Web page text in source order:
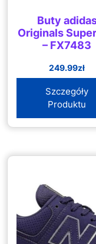
Buty
Originals
– FX7483
249.99zł
Szczegóły
Produktu